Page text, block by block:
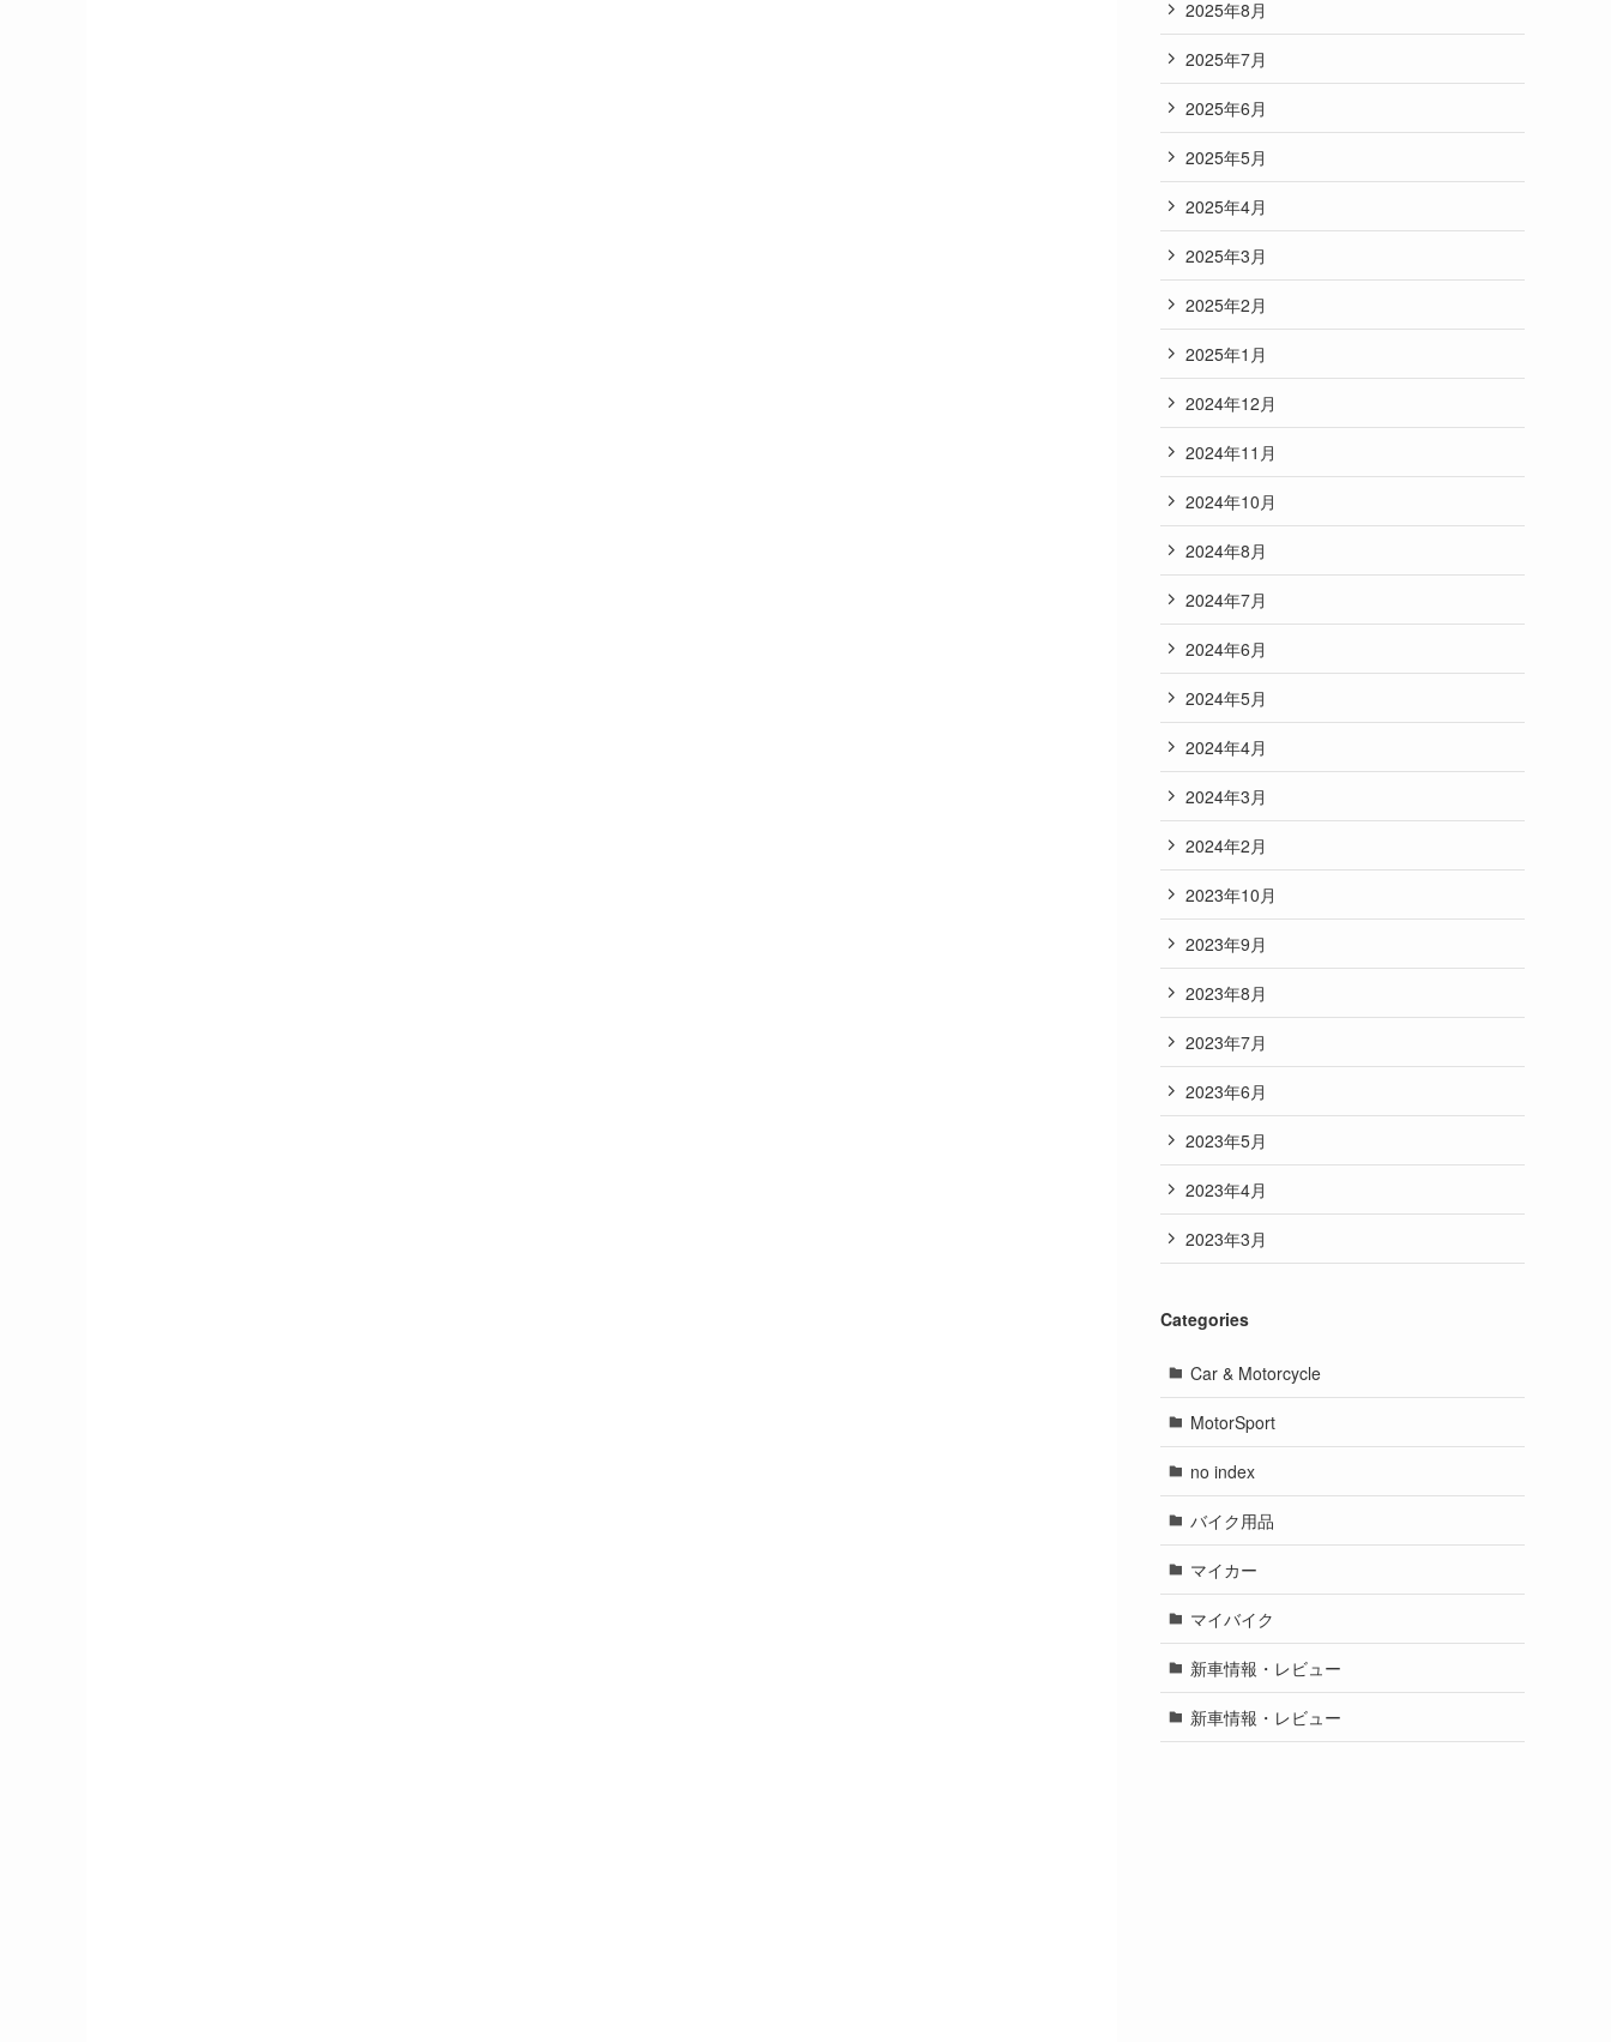
2025年8月
2025年7月
2025年6月
2025年5月
2025年4月
2025年3月
2025年2月
2025年1月
2024年12月
2024年11月
2024年10月
2024年8月
2024年7月
2024年6月
2024年5月
2024年4月
2024年3月
2024年2月
2023年10月
2023年9月
2023年8月
2023年7月
2023年6月
2023年5月
2023年4月
2023年3月
Categories
Car & Motorcycle
MotorSport
no index
バイク用品
マイカー
マイバイク
新車情報・レビュー
新車情報・レビュー